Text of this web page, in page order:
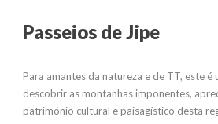
Passeios de Jipe
Para amantes da natureza e de TT, este é
descobrir as montanhas imponentes,
património cultural e paisagístico desta